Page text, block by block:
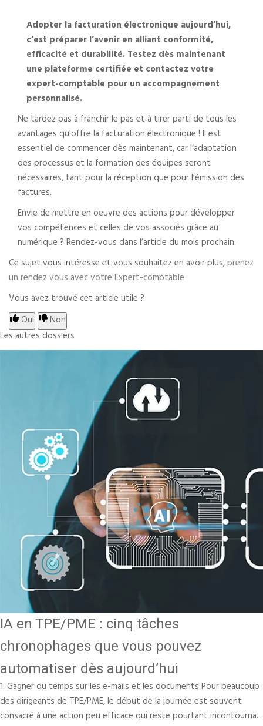
Adopter la facturation électronique aujourd’hui,
c’est préparer l’avenir en alliant conformité,
efficacité et durabilité. Testez dès maintenant
une plateforme certifiée et contactez votre
expert-comptable pour un accompagnement
personnalisé.
Ne tardez pas à franchir le pas et à tirer parti de tous les
avantages qu'offre la facturation électronique ! Il est
essentiel de commencer dès maintenant, car l’adaptation
des processus et la formation des équipes seront
nécessaires, tant pour la réception que pour l’émission des
factures.
Envie de mettre en oeuvre des actions pour développer
vos compétences et celles de vos associés grâce au
numérique ? Rendez-vous dans l’article du mois prochain.
Ce sujet vous intéresse et vous souhaitez en avoir plus,prenez
un rendez vous avec votre Expert-comptable
Vous avez trouvé cet article utile ?
Oui
Non
Les autres dossiers
IA en TPE/PME : cinq tâches
chronophages que vous pouvez
automatiser dès aujourd’hui
1. Gagner du temps sur les e-mails et les documents Pour beaucoup
des dirigeants de TPE/PME, le début de la journée est souvent
consacré à une action peu efficace qui reste pourtant incontourna...